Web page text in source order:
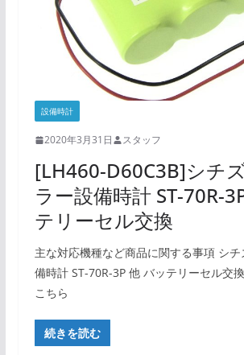
設備時計
2020年3月31日 スタッフ
[LH460-D60C3B]シチ
ラー設備時計 ST-70R-
テリーセル交換
主な対応機種など商品に関する事項 シ
備時計 ST-70R-3P 他 バッテリーセル交
こちら
続きを読む